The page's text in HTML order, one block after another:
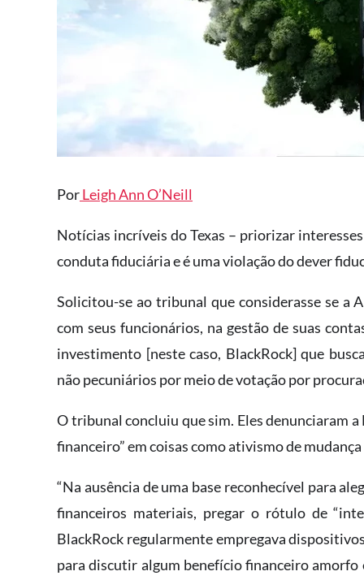
PorLeigh Ann O’Neill
Notícias incríveis do Texas – priorizar
conduta fiduciária e é uma violação do dever
Solicitou-se ao tribunal que considerasse se a
com seus funcionários, na gestão de suas
investimento [neste caso, BlackRock] que
não pecuniários por meio de votação por
O tribunal concluiu que sim. Eles denunciaram
financeiro” em coisas como ativismo de
“Na ausência de uma base reconhecível para
financeiros materiais, pregar o rótulo de
BlackRock regularmente empregava
para discutir algum benefício financeiro amorfo